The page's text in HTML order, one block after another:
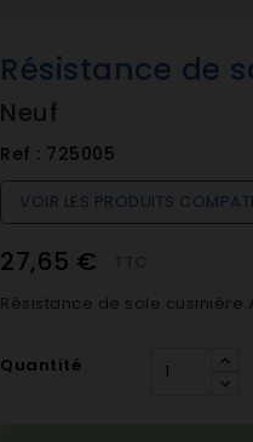
Résistance de
Neuf
Ref : 725005
VOIR LES PRODUITS
27,65 €
Résistance de sole cusinière
Quantité